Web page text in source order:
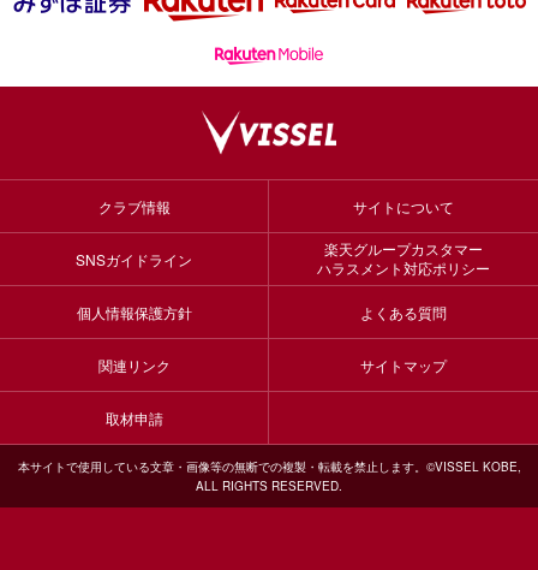
クラブ情報 サイトについて
SNSガイドライン
楽天グループカスタマー
ハラスメント対応ポリシー
個人情報保護方針 よくある質問
関連リンク サイトマップ
取材申請
本サイトで使用している文章・画像等の無断での複製・転載を禁止します。©VISSEL KOBE,
ALL RIGHTS RESERVED.